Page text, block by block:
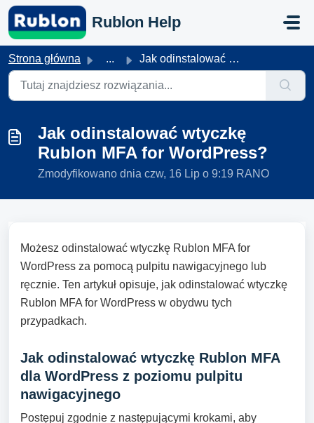
Przejdź do głównej treści
Rublon Help
Strona główna ... Jak odinstalować wtyczkę Rublon MFA for WordPress?
Jak odinstalować wtyczkę
Rublon MFA for WordPress?
Zmodyfikowano dnia czw, 16 Lip o 9:19 RANO
Możesz odinstalować wtyczkę Rublon MFA for
WordPress za pomocą pulpitu nawigacyjnego lub
ręcznie. Ten artykuł opisuje, jak odinstalować wtyczkę
Rublon MFA for WordPress w obydwu tych
przypadkach.
Jak odinstalować wtyczkę Rublon MFA
dla WordPress z poziomu pulpitu
nawigacyjnego
Postępuj zgodnie z następującymi krokami, aby